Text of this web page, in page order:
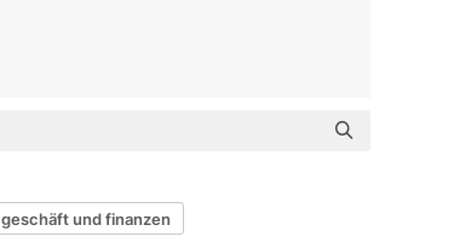
geschäft und finanzen